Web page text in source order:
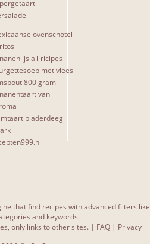
ovenschotel
ijs all ricipes
met vlees
800 gram
van
bladerdeeg
that find recipes with advanced filters like
and keywords.
only links to other sites. | FAQ | Privacy